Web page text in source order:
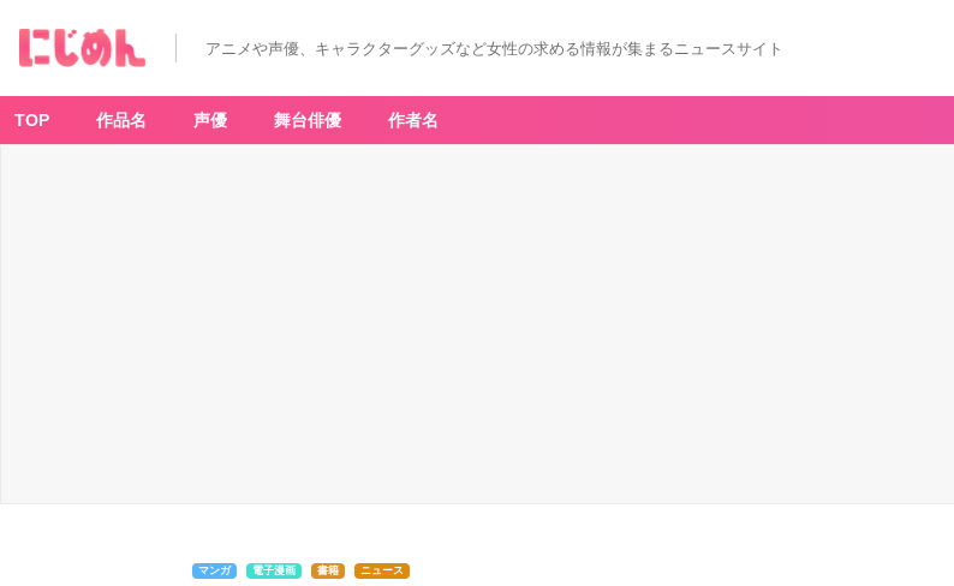
アニメや声優、キャラクターグッズなど女性の求める情報が集まるニュースサイト
TOP 作品名 声優 舞台俳優 作者名
マンガ 電子漫画 書籍 ニュース